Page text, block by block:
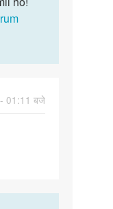
01:11 बजे